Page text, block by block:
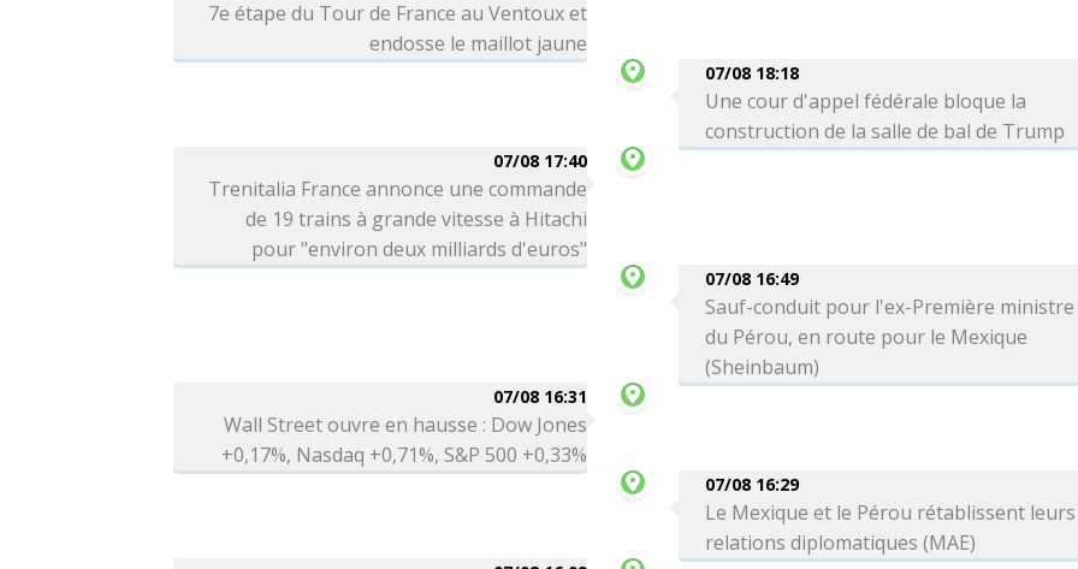
7e étape du Tour de France au Ventoux et
endosse le maillot jaune
07/08 18:18
Une cour d'appel fédérale bloque la
construction de la salle de bal de Trump
07/08 17:40
Trenitalia France annonce une commande
de 19 trains à grande vitesse à Hitachi
pour "environ deux milliards d'euros"
07/08 16:49
Sauf-conduit pour l'ex-Première ministre
du Pérou, en route pour le Mexique
(Sheinbaum)
07/08 16:31
Wall Street ouvre en hausse : Dow Jones
+0,17%, Nasdaq +0,71%, S&P 500 +0,33%
07/08 16:29
Le Mexique et le Pérou rétablissent leurs
relations diplomatiques (MAE)